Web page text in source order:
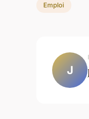
Emploi
J